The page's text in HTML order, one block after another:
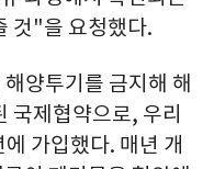
것"을 요청했다.
양투기를 금지해 해
국제협약으로, 우리
가입했다. 매년 개